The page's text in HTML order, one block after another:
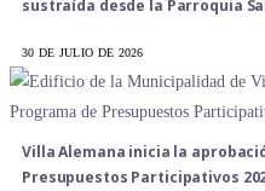
sustraída desde la Parroquia
30 DE JULIO DE 2026
Villa Alemana inicia la
Presupuestos Participativos